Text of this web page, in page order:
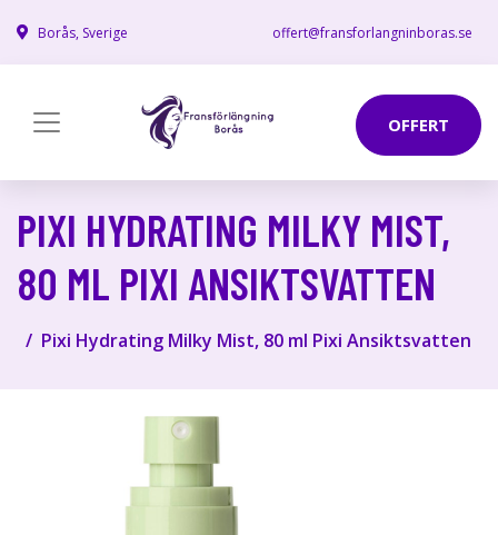
Borås, Sverige offert@fransforlangninboras.se
OFFERT
PIXI HYDRATING MILKY MIST,
80 ML PIXI ANSIKTSVATTEN
Pixi Hydrating Milky Mist, 80 ml Pixi Ansiktsvatten